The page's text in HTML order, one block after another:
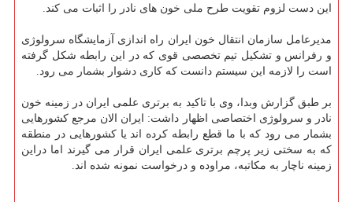
این دست لزوم تقویت طرح ملی خون های نادر را اثبات می كند.
مدیرعامل سازمان انتقال خون ایران راه اندازی آزمایشگاه سرولوژی
و رفرانس و تشكیل تیم تخصصی قوی كه در این رابطه شكل گرفته
است را لازمه این سیستم دانست كه كاری دشوار بشمار می رود.
بر طبق گزارش وبدا، وی با تاكید به برتری علمی ایران در زمینه خون
نادر و سرولوژی اختصاصی اظهار داشت: ایران الان مرجع كشورهایی
بشمار می رود كه با ما قطع رابطه كرده اند یا كشورهایی در منطقه
كه به سختی زیر پرچم برتری علمی ایران قرار می گیرند اما دراین
زمینه ناچار به مكاتبه، مراوده و درخواست نمونه شده اند.